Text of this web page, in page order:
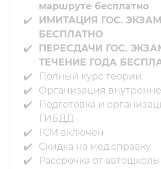
маршруте бесплатно
ИМИТАЦИЯ ГОС.
БЕСПЛАТНО
ПЕРЕСДАЧИ ГОС.
ТЕЧЕНИЕ ГОДА
Полный курс теории⁣⁣
Организация
Подготовка и
ГИБДД⁣⁣
ГСМ включен⁣⁣
Скидка на мед.справку⁣⁣
Рассрочка от автошколы